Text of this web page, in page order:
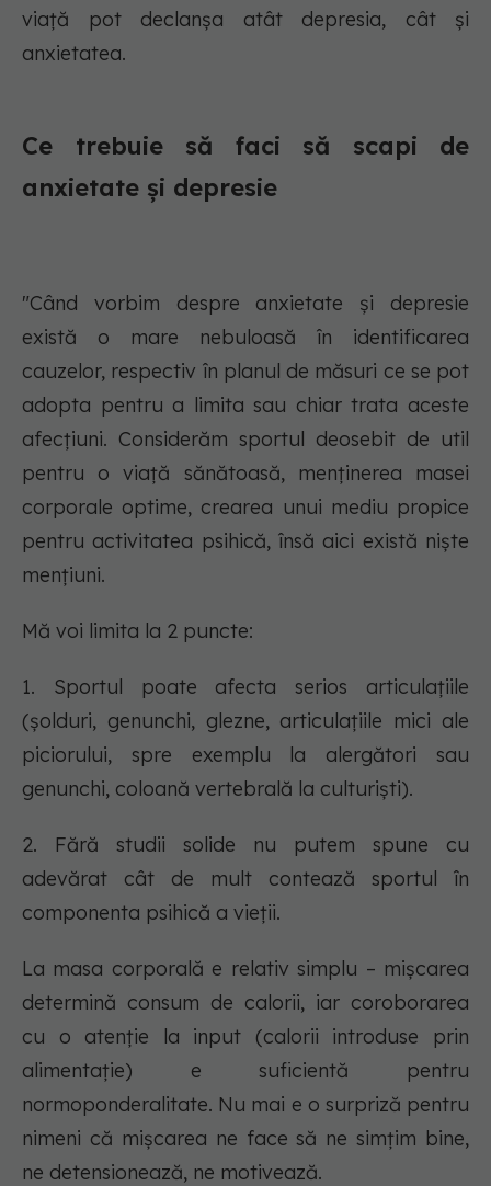
viață pot declanșa atât depresia, cât și
anxietatea.
Ce trebuie să faci să scapi de
anxietate și depresie
"Când vorbim despre anxietate și depresie
există o mare nebuloasă în identificarea
cauzelor, respectiv în planul de măsuri ce se pot
adopta pentru a limita sau chiar trata aceste
afecțiuni. Considerăm sportul deosebit de util
pentru o viață sănătoasă, menținerea masei
corporale optime, crearea unui mediu propice
pentru activitatea psihică, însă aici există niște
mențiuni.
Mă voi limita la 2 puncte:
1. Sportul poate afecta serios articulațiile
(șolduri, genunchi, glezne, articulațiile mici ale
piciorului, spre exemplu la alergători sau
genunchi, coloană vertebrală la culturiști).
2. Fără studii solide nu putem spune cu
adevărat cât de mult contează sportul în
componenta psihică a vieții.
La masa corporală e relativ simplu – mișcarea
determină consum de calorii, iar coroborarea
cu o atenție la input (calorii introduse prin
alimentație) e suficientă pentru
normoponderalitate. Nu mai e o surpriză pentru
nimeni că mișcarea ne face să ne simțim bine,
ne detensionează, ne motivează.